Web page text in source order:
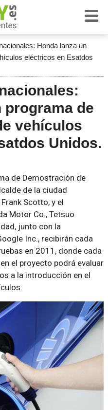
Honda lanza un
eléctricos en Esatdos
programa de
vehículos
Unidos.
de Demostración de
de la ciudad
Scotto, y el
Motor Co., Tetsuo
junto con la
Inc., recibirán cada
en 2011, donde cada
el proyecto podrá evaluar
a la introducción en el